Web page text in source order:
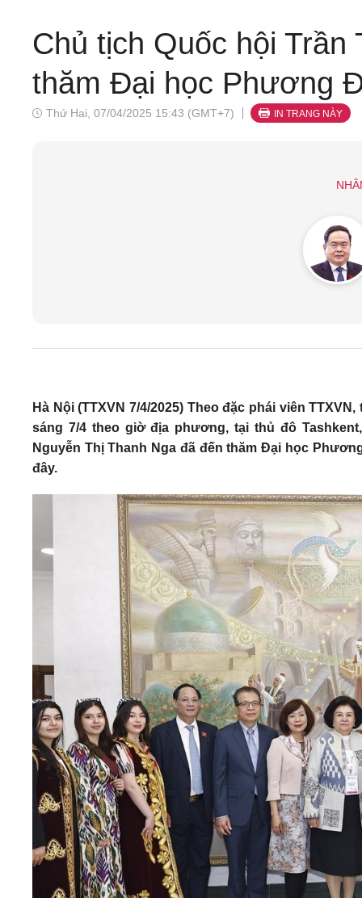
Chủ tịch Quốc hội Trần
thăm Đại học Phương
Thứ Hai, 07/04/2025 15:43 (GMT+7) IN TRANG NÀY
Hà Nội (TTXVN 7/4/2025) Theo đặc phái viên
sáng 7/4 theo giờ địa phương, tại thủ đô
Nguyễn Thị Thanh Nga đã đến thăm Đại học
đây.